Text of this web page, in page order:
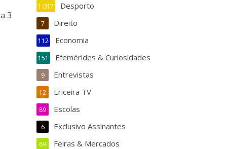
3
Desporto
1.017
Direito
7
Economia
112
Efemérides & Curiosidades
151
Entrevistas
9
Ericeira TV
12
Escolas
89
Exclusivo Assinantes
6
Feiras & Mercados
69